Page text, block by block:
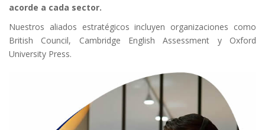
acorde a cada sector.
Nuestros aliados estratégicos incluyen organizaciones como
British Council, Cambridge English Assessment y Oxford
University Press.